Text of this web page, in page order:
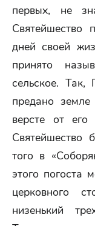
первых, не
Святейшество
дней своей
принято
сельское.
предано
версте от его
Святейшество
того в
этого погоста
церковного
низенький